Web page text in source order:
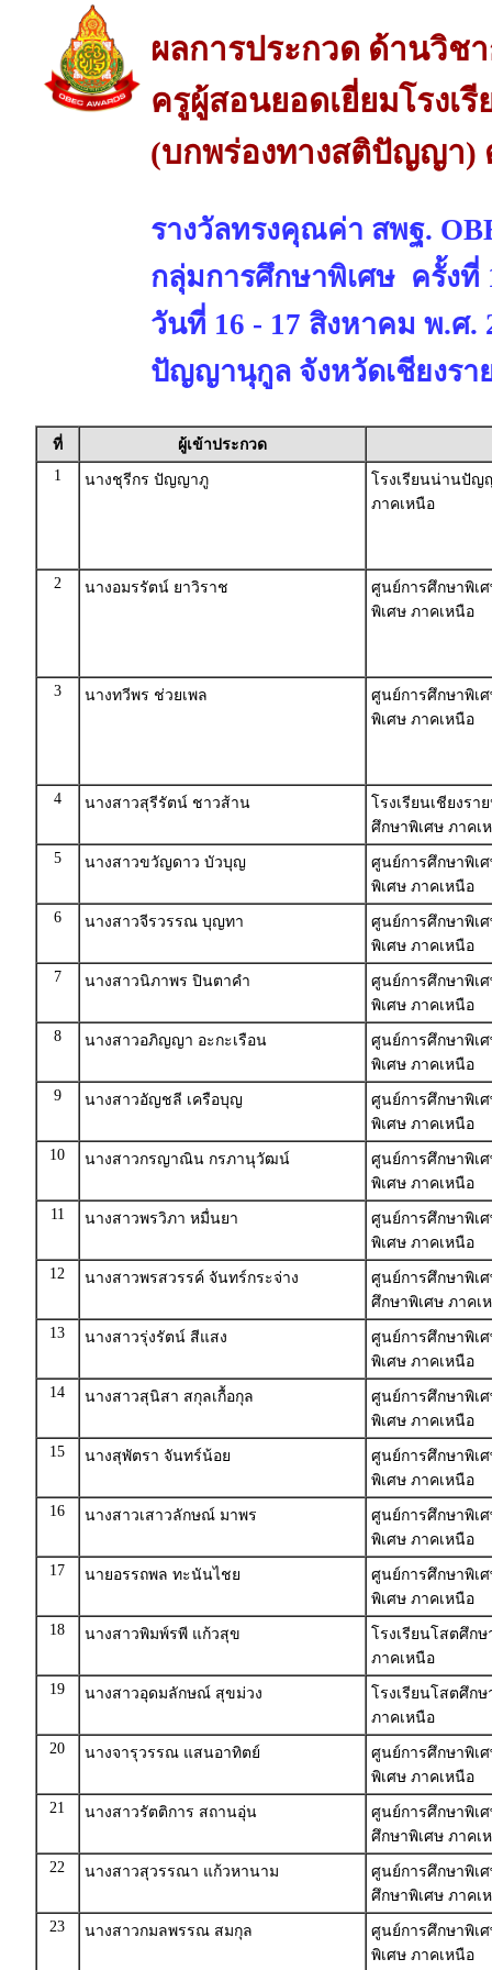
ผลการประกวด ด้านวิช
ครูผู้สอนยอดเยี่ยมโรงเ
(บกพร่องทางสติปัญญา)
รางวัลทรงคุณค่า สพฐ.
กลุ่มการศึกษาพิเศษ ครั้งที่
วันที่ 16 - 17 สิงหาคม พ.ศ.
ปัญญานุกูล จังหวัดเชียงรา
ที่
ผู้เข้าประกวด
1
นางชุรีกร ปัญญาภู
โรงเรียนน่านปัญ
ภาคเหนือ
2 นางอมรรัตน์ ยาวิราช
ศูนย์การศึกษาพิเ
พิเศษ ภาคเหนือ
3 นางทวีพร ช่วยเพล
ศูนย์การศึกษาพิเ
พิเศษ ภาคเหนือ
4 นางสาวสุรีรัตน์ ชาวส้าน
โรงเรียนเชียงร
ศึกษาพิเศษ ภาคเ
5
นางสาวขวัญดาว บัวบุญ
ศูนย์การศึกษาพิเ
พิเศษ ภาคเหนือ
6
นางสาวจีรวรรณ บุญทา
ศูนย์การศึกษาพิเ
พิเศษ ภาคเหนือ
7
นางสาวนิภาพร ปินตาคำ
ศูนย์การศึกษาพิเ
พิเศษ ภาคเหนือ
8
นางสาวอภิญญา อะกะเรือน
ศูนย์การศึกษาพิเ
พิเศษ ภาคเหนือ
9
นางสาวอัญชลี เครือบุญ
ศูนย์การศึกษาพิเ
พิเศษ ภาคเหนือ
10
นางสาวกรญาณิน กรภานุวัฒน์
ศูนย์การศึกษาพิเ
พิเศษ ภาคเหนือ
11
นางสาวพรวิภา หมื่นยา
ศูนย์การศึกษาพิเ
พิเศษ ภาคเหนือ
12
นางสาวพรสวรรค์ จันทร์กระจ่าง
ศูนย์การศึกษาพิเ
ศึกษาพิเศษ ภาคเ
13
นางสาวรุ่งรัตน์ สีแสง
ศูนย์การศึกษาพิเ
พิเศษ ภาคเหนือ
14
นางสาวสุนิสา สกุลเกื้อกุล
ศูนย์การศึกษาพิเ
พิเศษ ภาคเหนือ
15
นางสุพัตรา จันทร์น้อย
ศูนย์การศึกษาพิเ
พิเศษ ภาคเหนือ
16
นางสาวเสาวลักษณ์ มาพร
ศูนย์การศึกษาพิเ
พิเศษ ภาคเหนือ
17
นายอรรถพล ทะนันไชย
ศูนย์การศึกษาพิเ
พิเศษ ภาคเหนือ
18
นางสาวพิมพ์รพี แก้วสุข
โรงเรียนโสตศึก
ภาคเหนือ
19
นางสาวอุดมลักษณ์ สุขม่วง
โรงเรียนโสตศึก
ภาคเหนือ
20
นางจารุวรรณ แสนอาทิตย์
ศูนย์การศึกษาพิเ
พิเศษ ภาคเหนือ
21
นางสาวรัตติการ สถานอุ่น
ศูนย์การศึกษาพิเ
ศึกษาพิเศษ ภาคเ
22
นางสาวสุวรรณา แก้วหานาม
ศูนย์การศึกษาพิเ
ศึกษาพิเศษ ภาคเ
23
นางสาวกมลพรรณ สมกุล
ศูนย์การศึกษาพิเ
พิเศษ ภาคเหนือ